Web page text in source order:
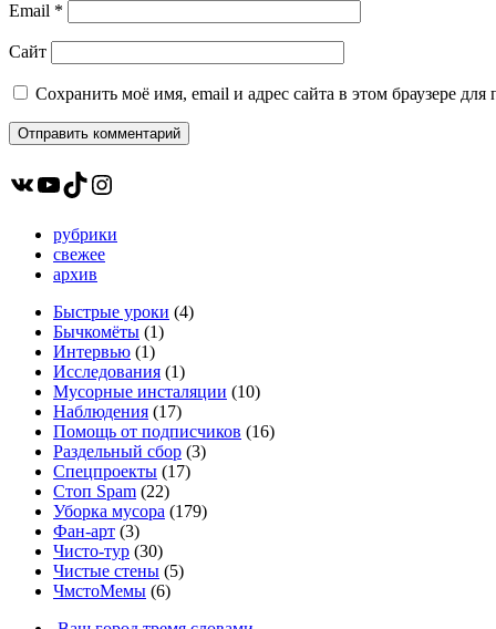
Email *
Сайт
Сохранить моё имя, email и адрес сайта в этом браузере
ВКонтакте
YouTube
TikTokInstagram
рубрики
свежее
архив
Быстрые уроки (4)
Бычкомёты (1)
Интервью (1)
Исследования (1)
Мусорные инсталяции (10)
Наблюдения (17)
Помощь от подписчиков (16)
Раздельный сбор (3)
Спецпроекты (17)
Стоп Spam (22)
Уборка мусора (179)
Фан-арт (3)
Чисто-тур (30)
Чистые стены (5)
ЧмстоМемы (6)